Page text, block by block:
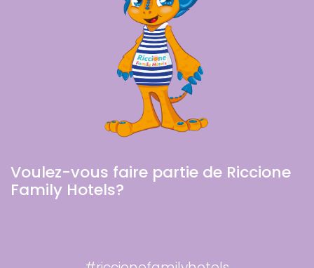
Voulez-vous faire partie de Riccione
Family Hotels?